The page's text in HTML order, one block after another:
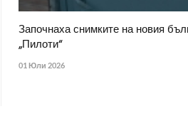
Започнаха снимките на новия
„Пилоти“
01 Юли 2026